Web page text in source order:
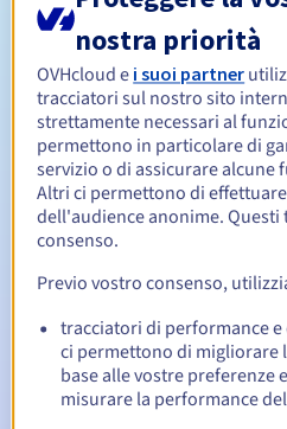
Periodo di rinnovo
Redemption period
Email di notifica:
60, 30, 15, 7
scadenza
Email il giorno della scadenza
sospensione del nome di
nostra priorità
OVHcloud e i suoi partner
tracciatori sul nostro sito
strettamente necessari al
permettono in particolare di
servizio o di assicurare alcune
Altri ci permettono di
dell'audience anonime.
consenso.
Previo vostro consenso,
tracciatori di performance
ci permettono di migliorare
base alle vostre preferenze
misurare la performance